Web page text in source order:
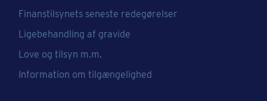
Finanstilsynets seneste redegørelser
Ligebehandling af gravide
Love og tilsyn m.m.
Information om tilgængelighed